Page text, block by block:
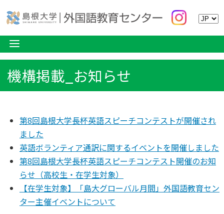
機構掲載_お知らせ
第8回島根大学長杯英語スピーチコンテストが開催され
ました
英語ボランティア通訳に関するイベントを開催しました
第8回島根大学長杯英語スピーチコンテスト開催のお知
らせ（高校生・在学生対象）
【在学生対象】「島大グローバル月間」外国語教育セン
ター主催イベントについて